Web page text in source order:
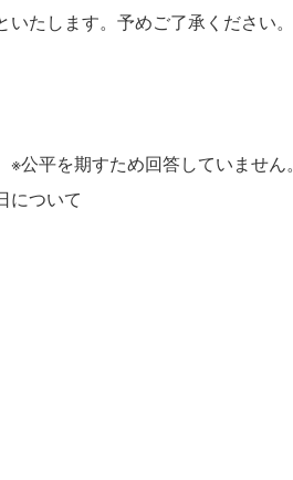
たします。予めご了承ください。
公平を期すため回答していません。
について